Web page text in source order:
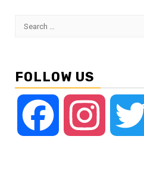
Search
FOLLOW US
Facebook Instagram